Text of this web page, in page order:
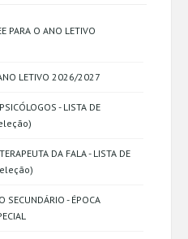
PARA O ANO LETIVO
LETIVO 2026/2027
- LISTA DE
DA FALA - LISTA DE
SECUNDÁRIO - ÉPOCA